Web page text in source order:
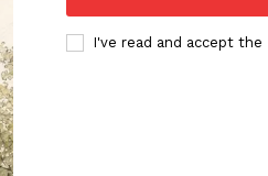
I've read and accept the